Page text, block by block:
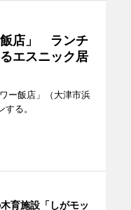
飯店」 ランチ
エスニック居
ー飯店」（大津市浜
る。
育施設「しがモッ